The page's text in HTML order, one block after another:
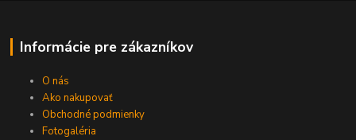
Informácie pre zákazníkov
O nás
Ako nakupovať
Obchodné podmienky
Fotogaléria